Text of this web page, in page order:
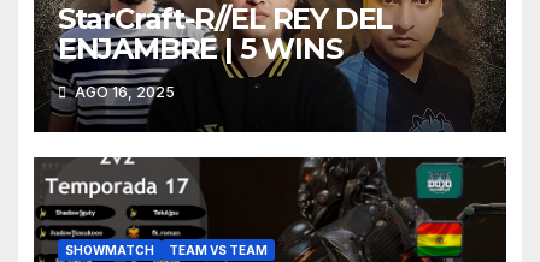
StarCraft-R//EL REY DEL
ENJAMBRE | 5 WINS
AGO 16, 2025
SHOWMATCH TEAM VS TEAM